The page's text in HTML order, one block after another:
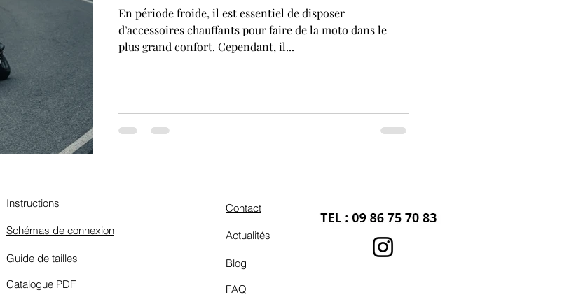
En période froide, il est essentiel de disposer
d’accessoires chauffants pour faire de la moto dans le
plus grand confort. Cependant, il...
Instructions
Schémas de connexion
Guide de tailles
Catalogue PDF
Contact
Actualités
Blog
FAQ